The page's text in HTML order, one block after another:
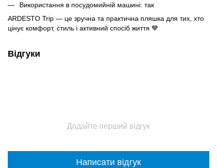
Використання в посудомийній машині: так
ARDESTO Trip — це зручна та практична пляшка для тих, хто
цінує комфорт, стиль і активний спосіб життя 💙
Відгуки
Додайте перший відгук
Написати відгук